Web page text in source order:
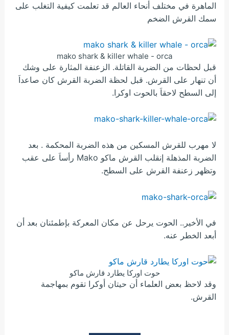
الماهرة في مختلف أنحاء العالم قد تعلمت كيفية التغلب على
سمك القرش الضخم
mako shark & killer whale - orca
قبل لحظات من الضربة القاتلة. الزعنفة المثارة على وشك
أن تنهار على القرش. قبل لحظة الضربة القرش كان صاعداَ
إلى السطح لاحقاَ بالحوت اوكرا.
لا مهرب للقرش المسكين من هذه الضربة المحكمة . بعد
الضربة المذهلة إنقلب القرش ماكو Mako رأساَ على عقب
وتظهر زعنفة القرش على السطح.
في الأخير.. الحوت يرحل عن مكان المعركة بإطمئنان بعد أن
أبعد الخطر عنه.
حوت اوركا يطارد قارش ماكو
وقد لاحظ بعض العلماء أن حيتان أوكرا تقوم بمهاجمة
القرش.